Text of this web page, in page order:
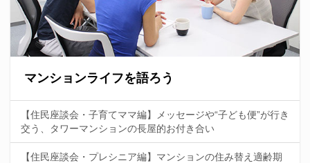
マンションライフを語ろう
【住民座談会・子育てママ編】メッセージや“子ども便”が行き
交う、タワーマンションの長屋的お付き合い
【住民座談会・プレシニア編】マンションの住み替え適齢期